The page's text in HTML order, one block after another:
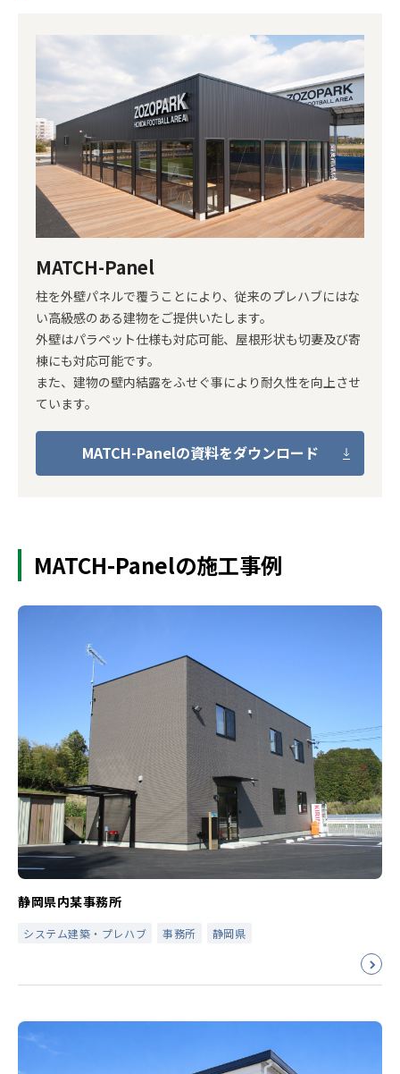
MATCH-Panel
柱を外壁パネルで覆うことにより、従来のプレハブにはな
い高級感のある建物をご提供いたします。
外壁はパラペット仕様も対応可能、屋根形状も切妻及び寄
棟にも対応可能です。
また、建物の壁内結露をふせぐ事により耐久性を向上させ
ています。
MATCH-Panelの資料をダウンロード
MATCH-Panelの施工事例
静岡県内某事務所
システム建築・プレハブ 事務所 静岡県